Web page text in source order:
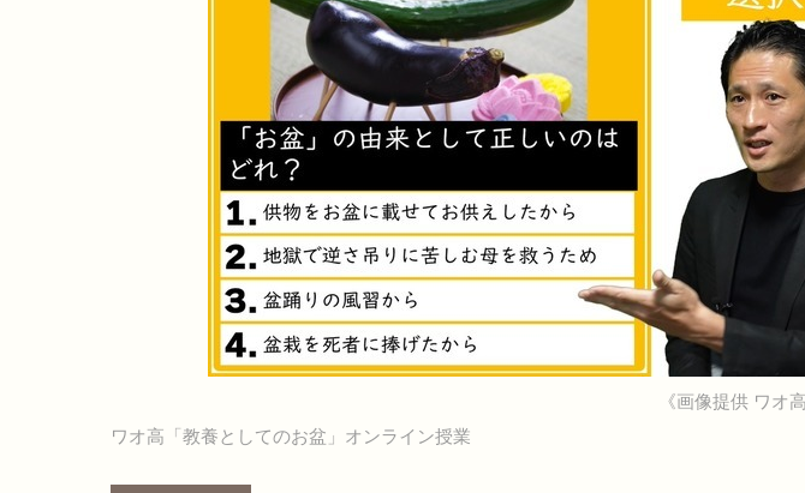
《画像提供 ワオ
ワオ高「教養としてのお盆」オンライン授業